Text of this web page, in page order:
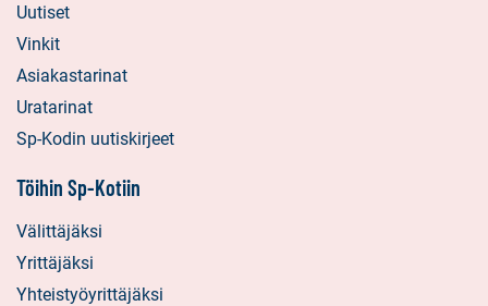
Uutiset
Vinkit
Asiakastarinat
Uratarinat
Sp-Kodin uutiskirjeet
Töihin Sp-Kotiin
Välittäjäksi
Yrittäjäksi
Yhteistyöyrittäjäksi